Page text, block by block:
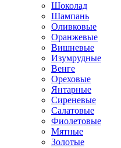
Шоколад
Шампань
Оливковые
Оранжевые
Вишневые
Изумрудные
Венге
Ореховые
Янтарные
Сиреневые
Салатовые
Фиолетовые
Мятные
Золотые